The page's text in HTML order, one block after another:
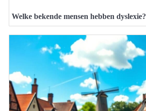
Welke bekende mensen hebben dyslexie?